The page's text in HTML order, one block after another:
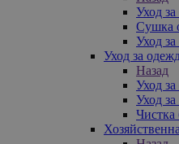
Уход
Сушка
Уход
Уход за
Назад
Уход
Уход
Чистка